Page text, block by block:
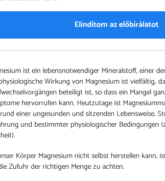
Elindítom az előbírálatot
ist ein lebensnotwendiger Mineralstoff, einer
Wirkung von Magnesium ist vielfältig,
beteiligt ist, so dass ein Mangel
hervorrufen kann. Heutzutage ist
einer ungesunden und sitzenden Lebensweise,
und bestimmter physiologischer Bedingungen
Körper Magnesium nicht selbst herstellen kann,
Zufuhr der richtigen Menge zu achten.